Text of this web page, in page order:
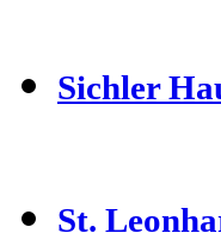
Sichler
St.